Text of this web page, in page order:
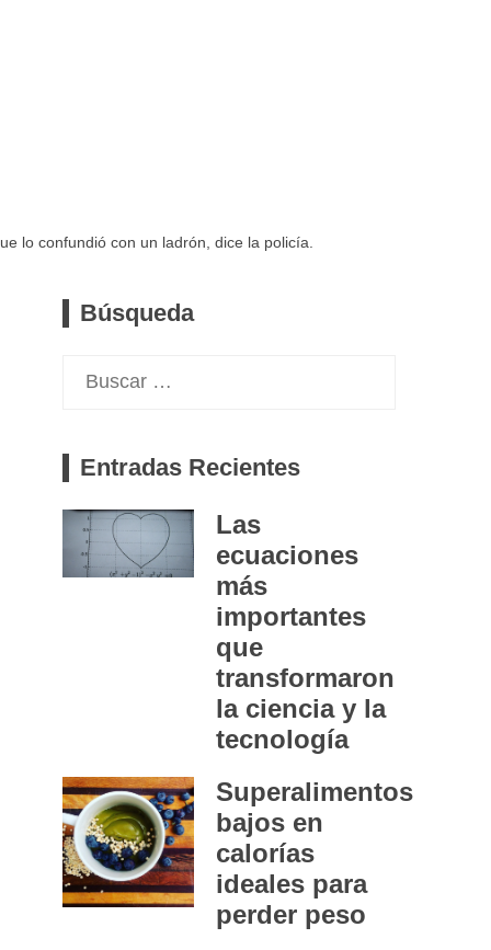
lo confundió con un ladrón, dice la policía.
Búsqueda
Entradas Recientes
Las
ecuaciones
más
importantes
que
transformaron
la ciencia y la
tecnología
Superalimentos
bajos en
calorías
ideales para
perder peso